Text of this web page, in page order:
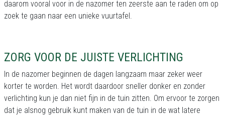
daarom vooral voor in de nazomer ten zeerste aan te raden om op
zoek te gaan naar een unieke vuurtafel.
ZORG VOOR DE JUISTE VERLICHTING
In de nazomer beginnen de dagen langzaam maar zeker weer
korter te worden. Het wordt daardoor sneller donker en zonder
verlichting kun je dan niet fijn in de tuin zitten. Om ervoor te zorgen
dat je alsnog gebruik kunt maken van de tuin in de wat latere